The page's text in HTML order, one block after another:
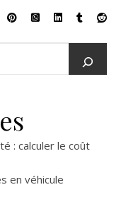
: calculer le coût
en véhicule